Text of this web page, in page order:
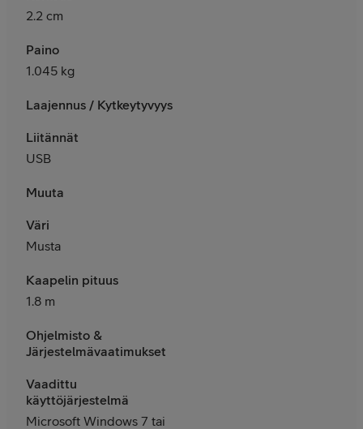
2.2 cm
Paino
1.045 kg
Laajennus / Kytkeytyvyys
Liitännät
USB
Muuta
Väri
Musta
Kaapelin pituus
1.8 m
Ohjelmisto &
Järjestelmävaatimukset
Vaadittu
käyttöjärjestelmä
Microsoft Windows 7 tai